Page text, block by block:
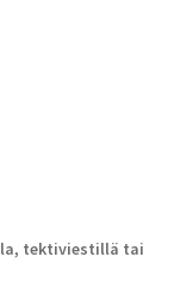
tektiviestillä tai